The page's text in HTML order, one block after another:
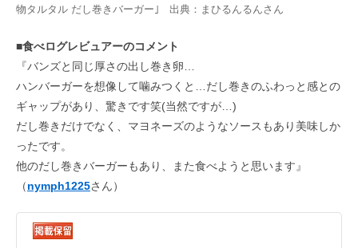
物タルタル だし巻きバーガー｣ 出典： まひるんるんさん
■食べログレビュアーのコメント
『バンズと同じ厚さの出し巻き卵…
ハンバーガーを想像して噛みつくと…だし巻きのふわっと感との
ギャップがあり、驚きです笑(当然ですが…)
だし巻きだけでなく、マヨネーズのようなソースもあり美味しか
ったです。
他のだし巻きバーガーもあり、また食べようと思います』
（nymph1225さん）